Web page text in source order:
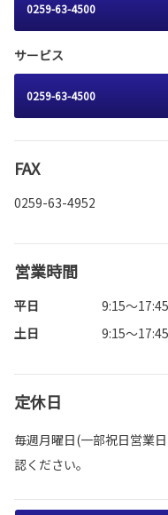
0259-63-4500
サービス
0259-63-4500
FAX
0259-63-4952
営業時間
平日
9:15～17:45
土日
9:15～17:45
定休日
毎週月曜日(一部祝日営業
認ください。